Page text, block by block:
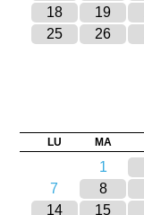
18
19
25
26
LU MA
1
7
8
14
15